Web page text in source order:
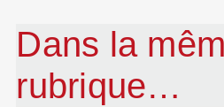
Dans la
rubrique…